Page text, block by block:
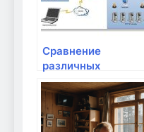
Сравнение
различных
форматов сетевых
кабелей